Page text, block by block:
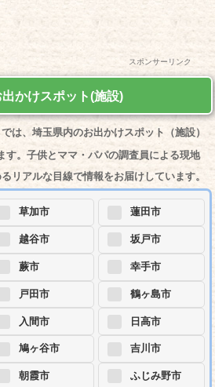
スポンサーリンク
かけスポット(施設)
は、埼玉県内のお出かけスポット（施設）
す。子供とママ・パパの調査員による現地
リアルな目線で情報をお届けしています。
草加市
越谷市
蕨市
戸田市
入間市
鳩ヶ谷市
朝霞市
蓮田市
坂戸市
幸手市
鶴ヶ島市
日高市
吉川市
ふじみ野市